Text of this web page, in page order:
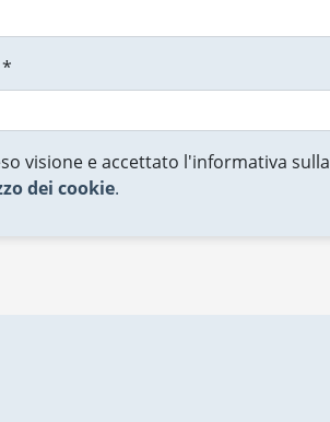
visione e accettato l'informativa sulla
dei cookie.